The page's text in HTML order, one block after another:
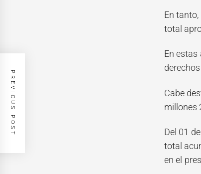
En
total
En
Cabe
millones
Del 01
total
en el
PREVIOUS POST